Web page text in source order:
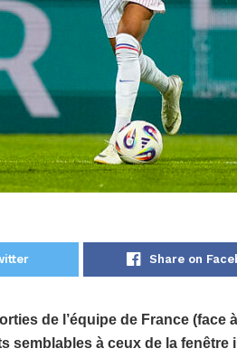
Share on
de l’équipe de France (face
semblables à ceux de la